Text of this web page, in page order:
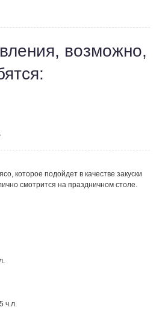
возможно,
которое подойдет в качестве закуски
смотрится на праздничном столе.
ч.л.